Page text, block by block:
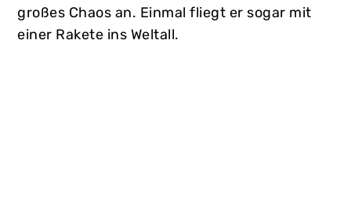
großes Chaos an. Einmal fliegt er sogar mit
einer Rakete ins Weltall.